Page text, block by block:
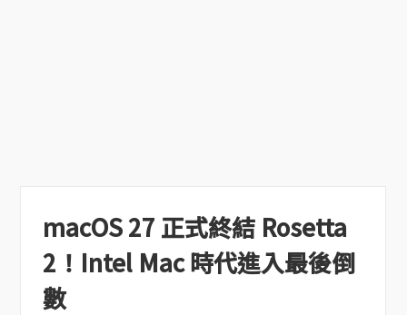
macOS 27 正式終結 Rosetta
2！Intel Mac 時代進入最後倒
數